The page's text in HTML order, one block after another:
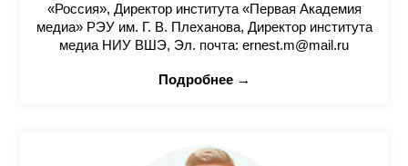
«Россия», Директор института «Первая Академия
медиа» РЭУ им. Г. В. Плеханова, Директор института
медиа НИУ ВШЭ, Эл. почта: ernest.m@mail.ru
Подробнее →